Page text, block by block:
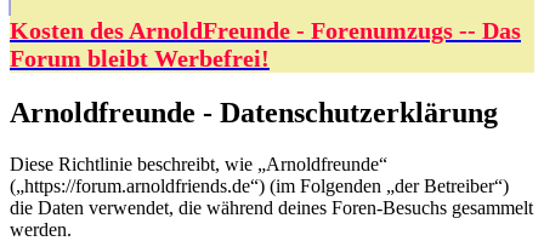
Kosten des ArnoldFreunde - Forenumzugs -- Das
Forum bleibt Werbefrei!
Arnoldfreunde - Datenschutzerklärung
Diese Richtlinie beschreibt, wie „Arnoldfreunde“
(„https://forum.arnoldfriends.de“) (im Folgenden „der Betreiber“)
die Daten verwendet, die während deines Foren-Besuchs gesammelt
werden.